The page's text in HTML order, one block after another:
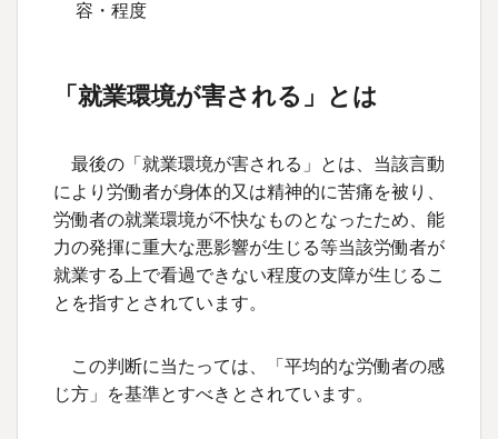
容・程度
「就業環境が害される」とは
最後の「就業環境が害される」とは、当該言動
により労働者が身体的又は精神的に苦痛を被り、
労働者の就業環境が不快なものとなったため、能
力の発揮に重大な悪影響が生じる等当該労働者が
就業する上で看過できない程度の支障が生じるこ
とを指すとされています。
この判断に当たっては、「平均的な労働者の感
じ方」を基準とすべきとされています。